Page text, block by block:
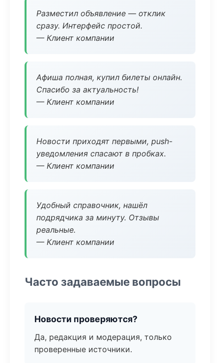
Разместил объявление — отклик
сразу. Интерфейс простой.
— Клиент компании
Афиша полная, купил билеты онлайн.
Спасибо за актуальность!
— Клиент компании
Новости приходят первыми, push-
уведомления спасают в пробках.
— Клиент компании
Удобный справочник, нашёл
подрядчика за минуту. Отзывы
реальные.
— Клиент компании
Часто задаваемые вопросы
Новости проверяются?
Да, редакция и модерация, только
проверенные источники.